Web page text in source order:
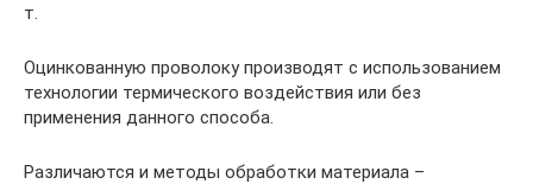
т.
Оцинкованную проволоку производят с использованием
технологии термического воздействия или без
применения данного способа.
Различаются и методы обработки материала –